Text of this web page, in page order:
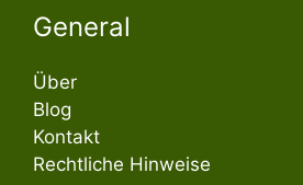
General
Über
Blog
Kontakt
Rechtliche Hinweise